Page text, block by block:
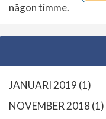
någon timme.
JANUARI 2019 (1)
NOVEMBER 2018 (1)